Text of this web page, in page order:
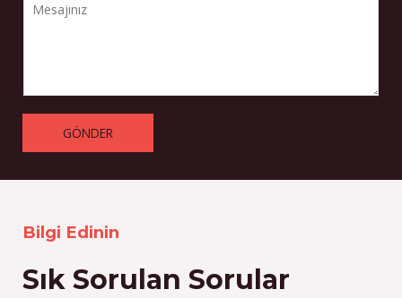
GÖNDER
Bilgi Edinin
Sık Sorulan Sorular